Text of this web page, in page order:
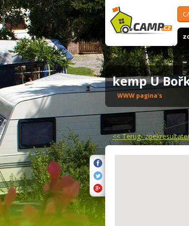
kemp U
WWW pagina's
<<Terug-